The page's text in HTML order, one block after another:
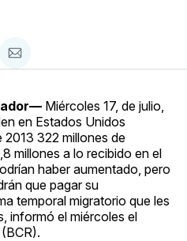
Compartir
via
Miércoles 17, de julio,
en Estados Unidos
2013 322 millones de
millones a lo recibido en el
haber aumentado, pero
que pagar su
temporal migratorio que les
informó el miércoles el